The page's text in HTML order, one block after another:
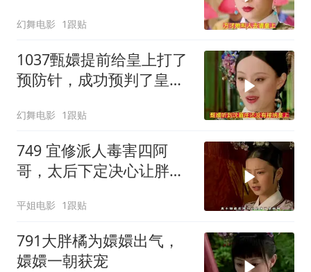
幻舞电影 1跟贴
1037甄嬛提前给皇上打了
预防针，成功预判了皇后
幻舞电影 1跟贴
749 宜修派人毒害四阿
哥，太后下定决心让胖橘
平姐电影 1跟贴
791大胖橘为嬛嬛出气，
嬛嬛一朝获宠